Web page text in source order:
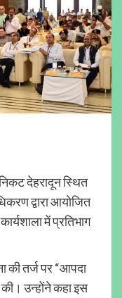
देहरादून स्थित
द्वारा आयोजित
में प्रतिभाग
की तर्ज पर “आपदा
उन्होंने कहा इस